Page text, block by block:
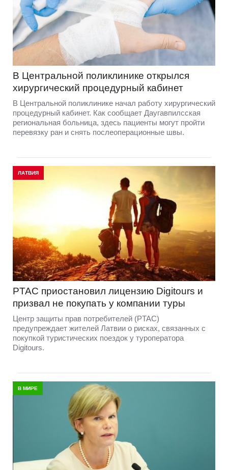
В Центральной поликлинике открылся
хирургический процедурный кабинет
В Центральной поликлинике начал работу хирургический
процедурный кабинет. Как сообщает Даугавпилсская
региональная больница, здесь пациенты могут пройти
перевязку ран и снять послеоперационные швы.
ЛАТВИЯ
PTAC приостановил лицензию Digitours и
призвал не покупать у компании туры
Центр защиты прав потребителей (PTAC)
предупреждает жителей Латвии о рисках, связанных с
покупкой туристических поездок у туроператора
Digitours.
В МИРЕ